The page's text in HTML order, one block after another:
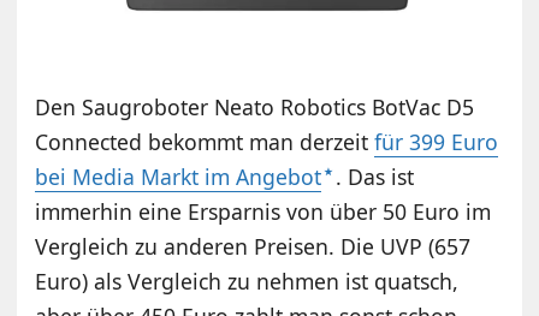
Den Saugroboter Neato Robotics BotVac D5
Connected bekommt man derzeitfür 399 Euro
bei Media Markt im Angebot . Das ist
immerhin eine Ersparnis von über 50 Euro im
Vergleich zu anderen Preisen. Die UVP (657
Euro) als Vergleich zu nehmen ist quatsch,